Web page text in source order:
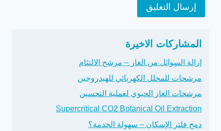
المشاركات الاخيرة
إزالة السوائل من الغاز – مرشح الالتئام
مرشحات للمحلل الكهربائي للهيدروجين
مرشحات الغاز الحيوي لعملية التحسين
Supercritical CO2 Botanical Oil Extraction
دمج فلتر الإسكان – سهولة الخدمة؟